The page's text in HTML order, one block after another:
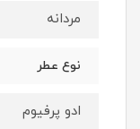
مردانه
نوع عطر
ادو پرفیوم